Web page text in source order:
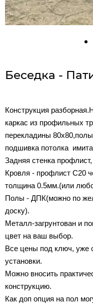
Беседка -
Конструкция
каркас из профильных
перекладины
подшивка потолка
Задняя стенка
Кровля - профлист C20
толщина 0.5мм.(или
Полы - ДПК(можно по
доску).
Металл-загрунтован и
цвет на ваш выбор.
Все цены под ключ, уже
установки.
Можно вносить
конструкцию.
Как доп опция на пол